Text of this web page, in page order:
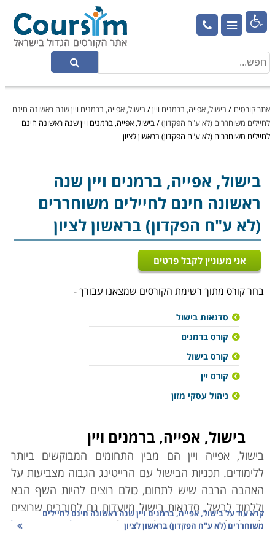

אתר קורסים /בישול, אפייה, ברמנים ויין/בישול, אפייה, ברמנים ויין שנה ראשונה חינם
לחיילים משוחררים (לא ע"ח הפקדון)/בישול, אפייה, ברמנים ויין שנה ראשונה חינם
לחיילים משוחררים (לא ע"ח הפקדון) בראשון לציון
בישול, אפייה, ברמנים ויין שנה
ראשונה חינם לחיילים משוחררים
(לא ע"ח הפקדון) בראשון לציון
אני מעוניין לקבל פרטים
בחר קורס מתוך רשימת הקורסים שמצאנו עבורך -
סדנאות בישול
קורס ברמנים
קורס בישול
קורס יין
ניהול עסקי מזון
בישול, אפייה, ברמנים ויין
בישול, אפייה ויין הם מבין התחומים המבוקשים ביותר
ללימודים. תכניות הבישול עם הרייטינג הגבוה מצביעות על
האהבה הרבה שיש לתחום, כולם רוצים להיות השף הבא
וללמוד לבשל. סדנאות בישול מיועדות גם לחובבים שרוצים
לבשל לקרוביהם וגם לרוצים להפוך את
לימודי הבישול
קרא עוד עלבישול, אפייה, ברמנים ויין שנה ראשונה חינם לחיילים
משוחררים (לא ע"ח הפקדון) בראשון לציון